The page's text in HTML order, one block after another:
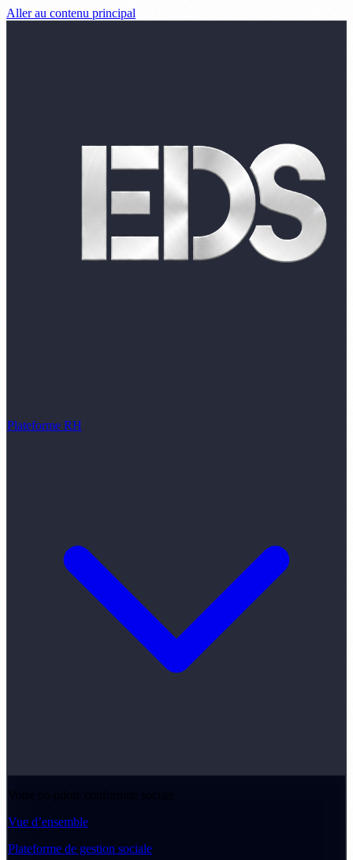
Aller au contenu principal
Plateforme RH
Votre co-pilote conformité sociale
Vue d’ensemble
Plateforme de gestion sociale